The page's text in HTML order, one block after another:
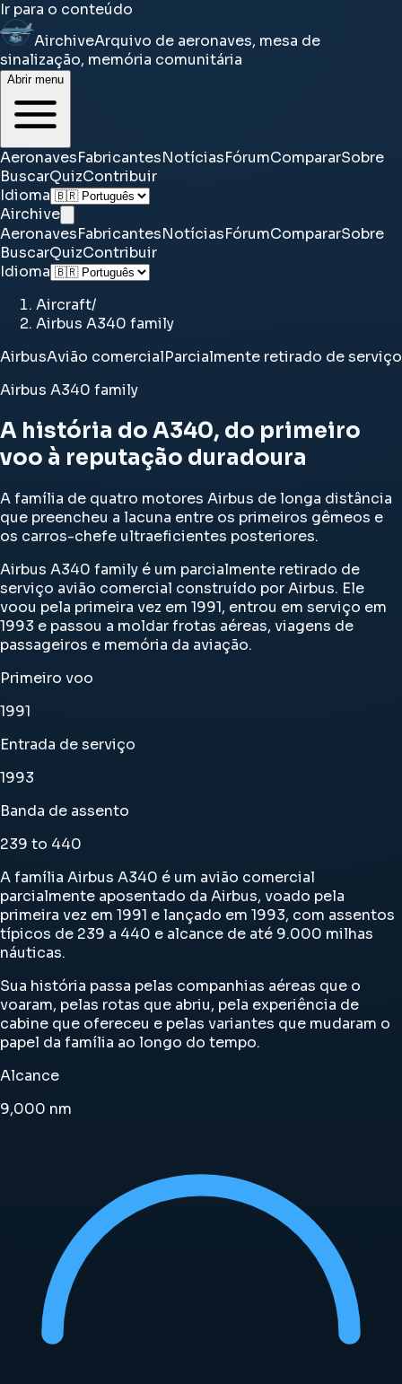
Ir para o conteúdo
AirchiveArquivo de aeronaves, mesa de
sinalização, memória comunitária
Abrir menu
AeronavesFabricantesNotíciasFórumCompararSobre
BuscarQuizContribuir
Idioma
Airchive
AeronavesFabricantesNotíciasFórumCompararSobre
BuscarQuizContribuir
Idioma
Aircraft/
Airbus A340 family
AirbusAvião comercialParcialmente retirado de serviço
Airbus A340 family
A história do A340, do primeiro
voo à reputação duradoura
A família de quatro motores Airbus de longa distância
que preencheu a lacuna entre os primeiros gêmeos e
os carros-chefe ultraeficientes posteriores.
Airbus A340 family é um parcialmente retirado de
serviço avião comercial construído por Airbus. Ele
voou pela primeira vez em 1991, entrou em serviço em
1993 e passou a moldar frotas aéreas, viagens de
passageiros e memória da aviação.
Primeiro voo
1991
Entrada de serviço
1993
Banda de assento
239 to 440
A família Airbus A340 é um avião comercial
parcialmente aposentado da Airbus, voado pela
primeira vez em 1991 e lançado em 1993, com assentos
típicos de 239 a 440 e alcance de até 9.000 milhas
náuticas.
Sua história passa pelas companhias aéreas que o
voaram, pelas rotas que abriu, pela experiência de
cabine que ofereceu e pelas variantes que mudaram o
papel da família ao longo do tempo.
Alcance
9,000 nm